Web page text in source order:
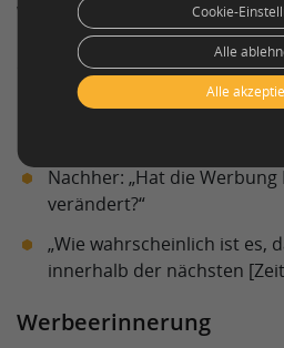
Werbung die Kaufabsicht Ihrer
Befragen Sie die
dem Zeigen einer
Vorher: „Wie
Nachher: „Hat die
verändert?“
„Wie wahrscheinlich ist es,
innerhalb der nächsten
Werbeerinnerung
Alle
Alle
Cookie-